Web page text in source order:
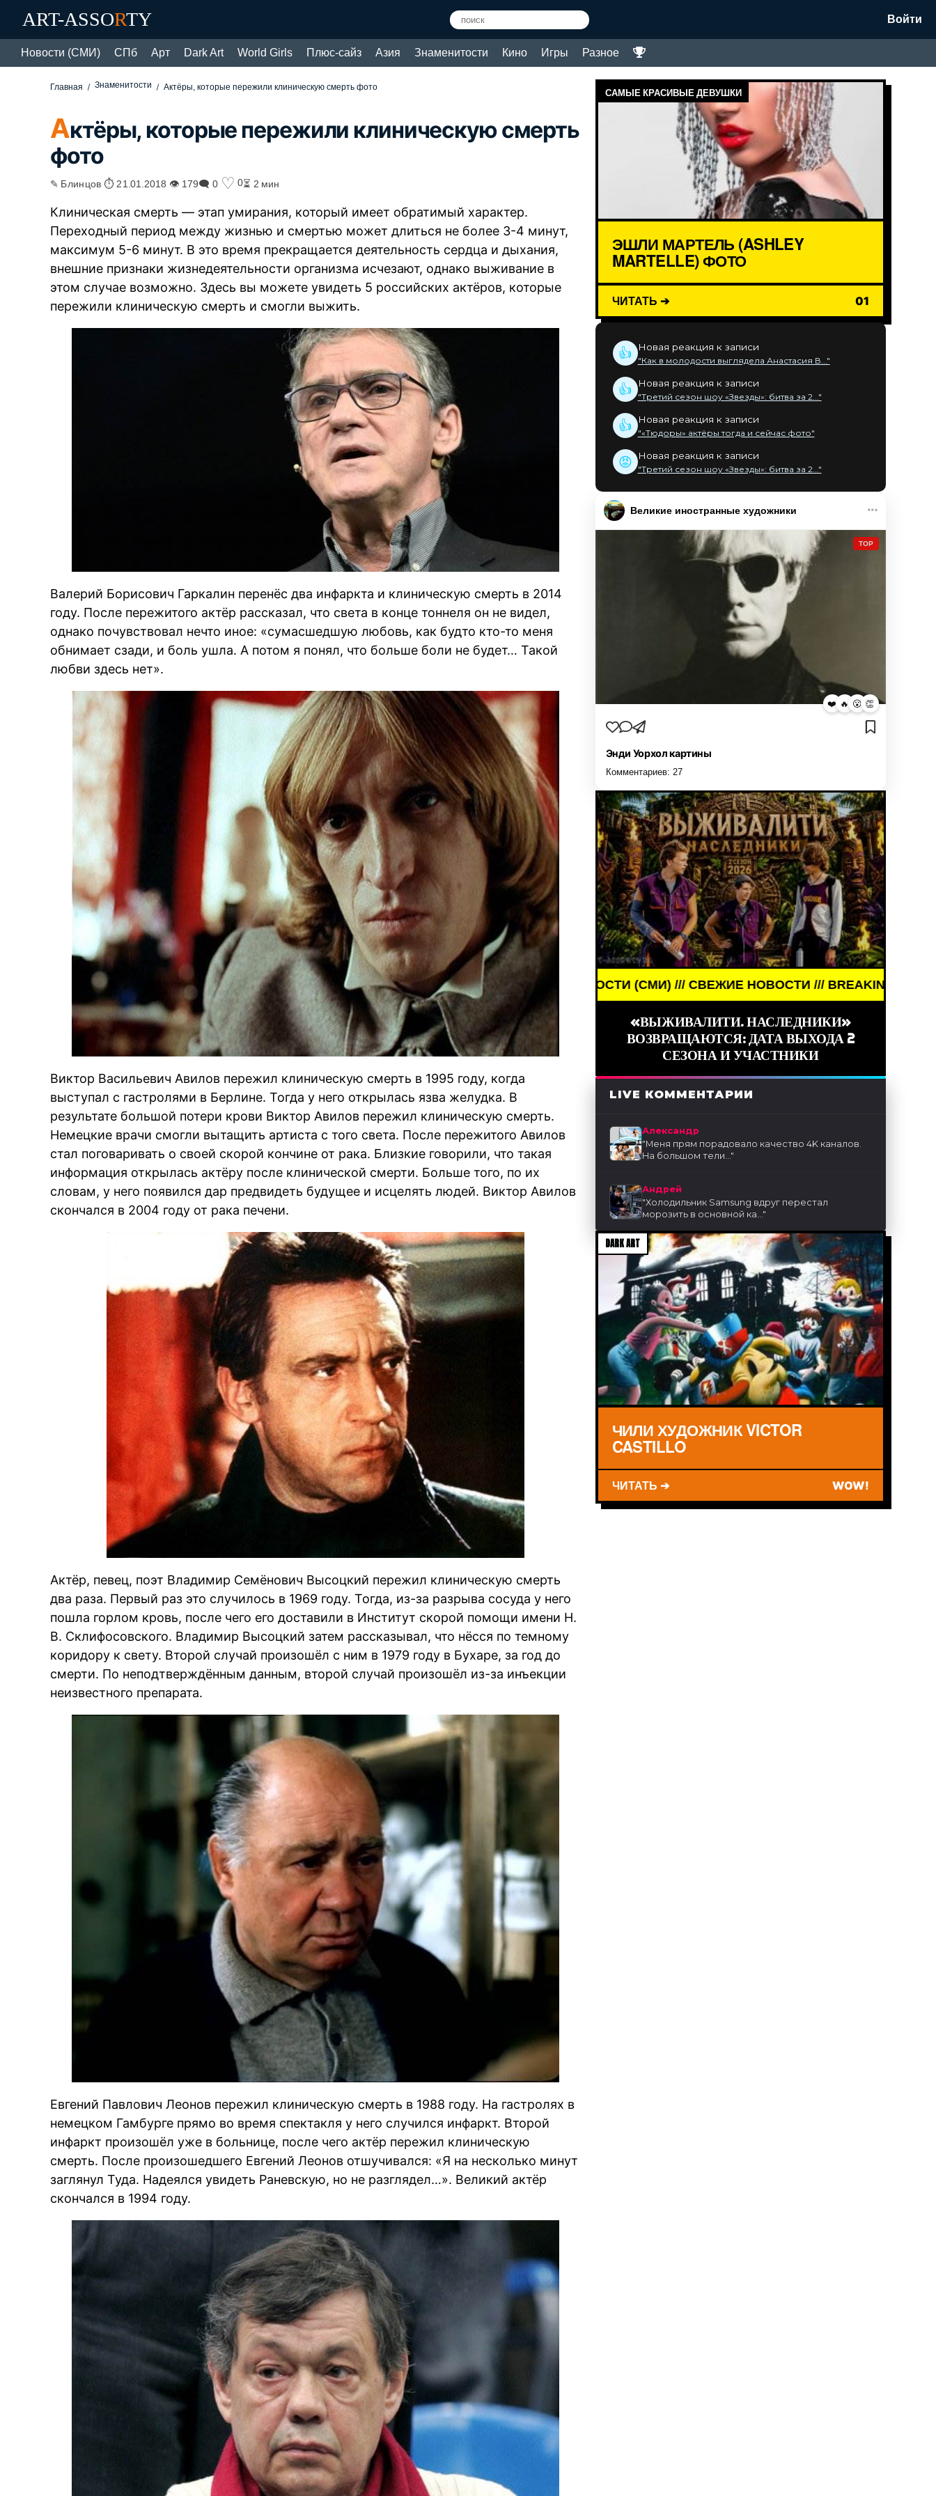
ART-ASSORTY Войти
Новости (СМИ) СПб Арт Dark Art World Girls Плюс-сайз Азия Знаменитости Кино Игры Разное
Главная Знаменитости Актёры, которые пережили клиническую смерть фото
Актёры, которые пережили клиническую смерть
фото
✎ Блинцов ⏱ 21.01.2018 👁 179🗨 0 ♡ 0⏳ 2 мин
Клиническая смерть — этап умирания, который имеет обратимый характер.
Переходный период между жизнью и смертью может длиться не более 3-4 минут,
максимум 5-6 минут. В это время прекращается деятельность сердца и дыхания,
внешние признаки жизнедеятельности организма исчезают, однако выживание в
этом случае возможно. Здесь вы можете увидеть 5 российских актёров, которые
пережили клиническую смерть и смогли выжить.
Валерий Борисович Гаркалин перенёс два инфаркта и клиническую смерть в 2014
году. После пережитого актёр рассказал, что света в конце тоннеля он не видел,
однако почувствовал нечто иное: «сумасшедшую любовь, как будто кто-то меня
обнимает сзади, и боль ушла. А потом я понял, что больше боли не будет… Такой
любви здесь нет».
Виктор Васильевич Авилов пережил клиническую смерть в 1995 году, когда
выступал с гастролями в Берлине. Тогда у него открылась язва желудка. В
результате большой потери крови Виктор Авилов пережил клиническую смерть.
Немецкие врачи смогли вытащить артиста с того света. После пережитого Авилов
стал поговаривать о своей скорой кончине от рака. Близкие говорили, что такая
информация открылась актёру после клинической смерти. Больше того, по их
словам, у него появился дар предвидеть будущее и исцелять людей. Виктор Авилов
скончался в 2004 году от рака печени.
Актёр, певец, поэт Владимир Семёнович Высоцкий пережил клиническую смерть
два раза. Первый раз это случилось в 1969 году. Тогда, из-за разрыва сосуда у него
пошла горлом кровь, после чего его доставили в Институт скорой помощи имени Н.
В. Склифосовского. Владимир Высоцкий затем рассказывал, что нёсся по темному
коридору к свету. Второй случай произошёл с ним в 1979 году в Бухаре, за год до
смерти. По неподтверждённым данным, второй случай произошёл из-за инъекции
неизвестного препарата.
Евгений Павлович Леонов пережил клиническую смерть в 1988 году. На гастролях в
немецком Гамбурге прямо во время спектакля у него случился инфаркт. Второй
инфаркт произошёл уже в больнице, после чего актёр пережил клиническую
смерть. После произошедшего Евгений Леонов отшучивался: «Я на несколько минут
заглянул Туда. Надеялся увидеть Раневскую, но не разглядел…». Великий актёр
скончался в 1994 году.
САМЫЕ КРАСИВЫЕ ДЕВУШКИ
ЭШЛИ МАРТЕЛЬ (ASHLEY
MARTELLE) ФОТО
ЧИТАТЬ ➔ 01
👍 Новая реакция к записи
"Как в молодости выглядела Анастасия В..."
👍 Новая реакция к записи
"Третий сезон шоу «Звезды»: битва за 2..."
👍 Новая реакция к записи
"«Тюдоры» актёры тогда и сейчас фото"
😡 Новая реакция к записи
"Третий сезон шоу «Звезды»: битва за 2..."
Великие иностранные художники
TOP
❤️ 🔥 😮 👏
Энди Уорхол картины
Комментариев: 27
BREAKING NEWS /// НОВОСТИ (СМИ) /// СВЕЖИЕ НОВОСТИ /// BREAKING NEWS /// НОВОСТИ
«ВЫЖИВАЛИТИ. НАСЛЕДНИКИ»
ВОЗВРАЩАЮТСЯ: ДАТА ВЫХОДА 2
СЕЗОНА И УЧАСТНИКИ
LIVE КОММЕНТАРИИ
Александр
"Меня прям порадовало качество 4K каналов.
На большом тели..."
Андрей
"Холодильник Samsung вдруг перестал
морозить в основной ка..."
DARK ART
ЧИЛИ ХУДОЖНИК VICTOR
CASTILLO
ЧИТАТЬ ➔ WOW!